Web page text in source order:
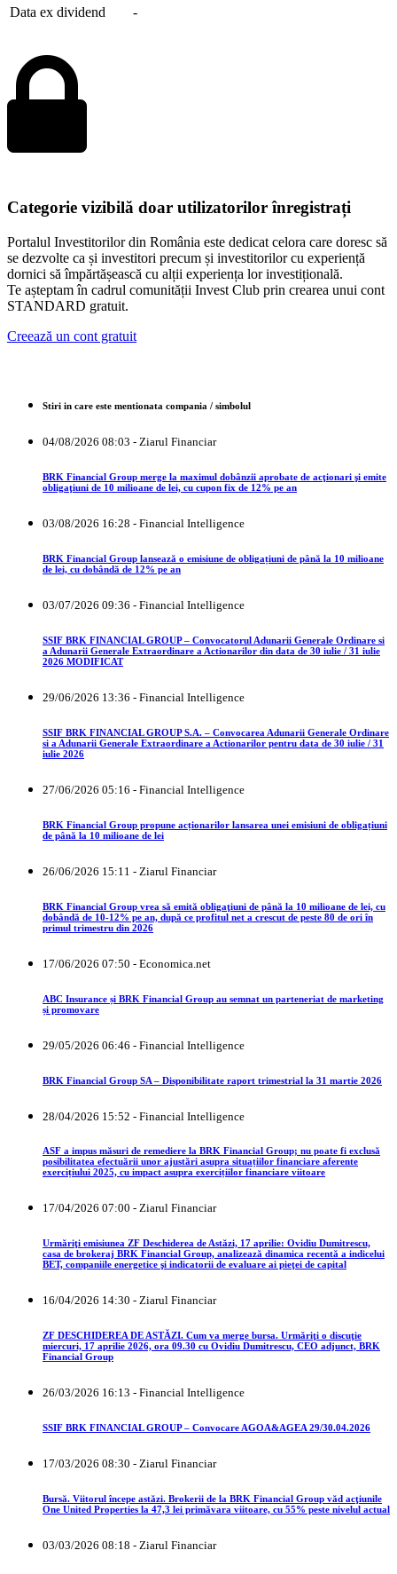
Data ex dividend -
Categorie vizibilă doar utilizatorilor înregistrați
Portalul Investitorilor din România este dedicat celora care doresc să
se dezvolte ca și investitori precum și investitorilor cu experiență
dornici să împărtășească cu alții experiența lor investițională.
Te așteptam în cadrul comunității Invest Club prin crearea unui cont
STANDARD gratuit.
Creează un cont gratuit
Stiri in care este mentionata compania / simbolul
04/08/2026 08:03 - Ziarul Financiar
BRK Financial Group merge la maximul dobânzii aprobate de acţionari şi emite
obligaţiuni de 10 milioane de lei, cu cupon fix de 12% pe an
03/08/2026 16:28 - Financial Intelligence
BRK Financial Group lansează o emisiune de obligațiuni de până la 10 milioane
de lei, cu dobândă de 12% pe an
03/07/2026 09:36 - Financial Intelligence
SSIF BRK FINANCIAL GROUP – Convocatorul Adunarii Generale Ordinare si
a Adunarii Generale Extraordinare a Actionarilor din data de 30 iulie / 31 iulie
2026 MODIFICAT
29/06/2026 13:36 - Financial Intelligence
SSIF BRK FINANCIAL GROUP S.A. – Convocarea Adunarii Generale Ordinare
si a Adunarii Generale Extraordinare a Actionarilor pentru data de 30 iulie / 31
iulie 2026
27/06/2026 05:16 - Financial Intelligence
BRK Financial Group propune acționarilor lansarea unei emisiuni de obligațiuni
de până la 10 milioane de lei
26/06/2026 15:11 - Ziarul Financiar
BRK Financial Group vrea să emită obligaţiuni de până la 10 milioane de lei, cu
dobândă de 10-12% pe an, după ce profitul net a crescut de peste 80 de ori în
primul trimestru din 2026
17/06/2026 07:50 - Economica.net
ABC Insurance și BRK Financial Group au semnat un parteneriat de marketing
și promovare
29/05/2026 06:46 - Financial Intelligence
BRK Financial Group SA – Disponibilitate raport trimestrial la 31 martie 2026
28/04/2026 15:52 - Financial Intelligence
ASF a impus măsuri de remediere la BRK Financial Group; nu poate fi exclusă
posibilitatea efectuării unor ajustări asupra situațiilor financiare aferente
exercițiului 2025, cu impact asupra exercițiilor financiare viitoare
17/04/2026 07:00 - Ziarul Financiar
Urmăriţi emisiunea ZF Deschiderea de Astăzi, 17 aprilie: Ovidiu Dumitrescu,
casa de brokeraj BRK Financial Group, analizează dinamica recentă a indicelui
BET, companiile energetice şi indicatorii de evaluare ai pieţei de capital
16/04/2026 14:30 - Ziarul Financiar
ZF DESCHIDEREA DE ASTĂZI. Cum va merge bursa. Urmăriţi o discuţie
miercuri, 17 aprilie 2026, ora 09.30 cu Ovidiu Dumitrescu, CEO adjunct, BRK
Financial Group
26/03/2026 16:13 - Financial Intelligence
SSIF BRK FINANCIAL GROUP – Convocare AGOA&AGEA 29/30.04.2026
17/03/2026 08:30 - Ziarul Financiar
Bursă. Viitorul începe astăzi. Brokerii de la BRK Financial Group văd acţiunile
One United Properties la 47,3 lei primăvara viitoare, cu 55% peste nivelul actual
03/03/2026 08:18 - Ziarul Financiar